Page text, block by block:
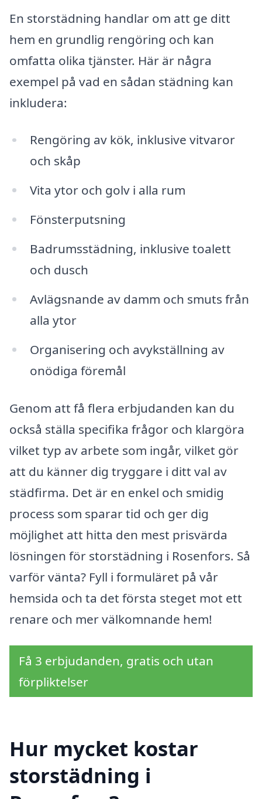
En storstädning handlar om att ge ditt
hem en grundlig rengöring och kan
omfatta olika tjänster. Här är några
exempel på vad en sådan städning kan
inkludera:
Rengöring av kök, inklusive vitvaror
och skåp
Vita ytor och golv i alla rum
Fönsterputsning
Badrumsstädning, inklusive toalett
och dusch
Avlägsnande av damm och smuts från
alla ytor
Organisering och avykställning av
onödiga föremål
Genom att få flera erbjudanden kan du
också ställa specifika frågor och klargöra
vilket typ av arbete som ingår, vilket gör
att du känner dig tryggare i ditt val av
städfirma. Det är en enkel och smidig
process som sparar tid och ger dig
möjlighet att hitta den mest prisvärda
lösningen för storstädning i Rosenfors. Så
varför vänta? Fyll i formuläret på vår
hemsida och ta det första steget mot ett
renare och mer välkomnande hem!
Få 3 erbjudanden, gratis och utan
förpliktelser
Hur mycket kostar
storstädning i